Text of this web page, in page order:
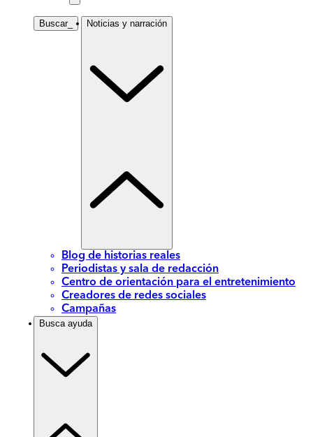
Buscar_ Noticias y narración
Blog de historias reales
Periodistas y sala de redacción
Centro de orientación para el entretenimiento
Creadores de redes sociales
Campañas
Busca ayuda